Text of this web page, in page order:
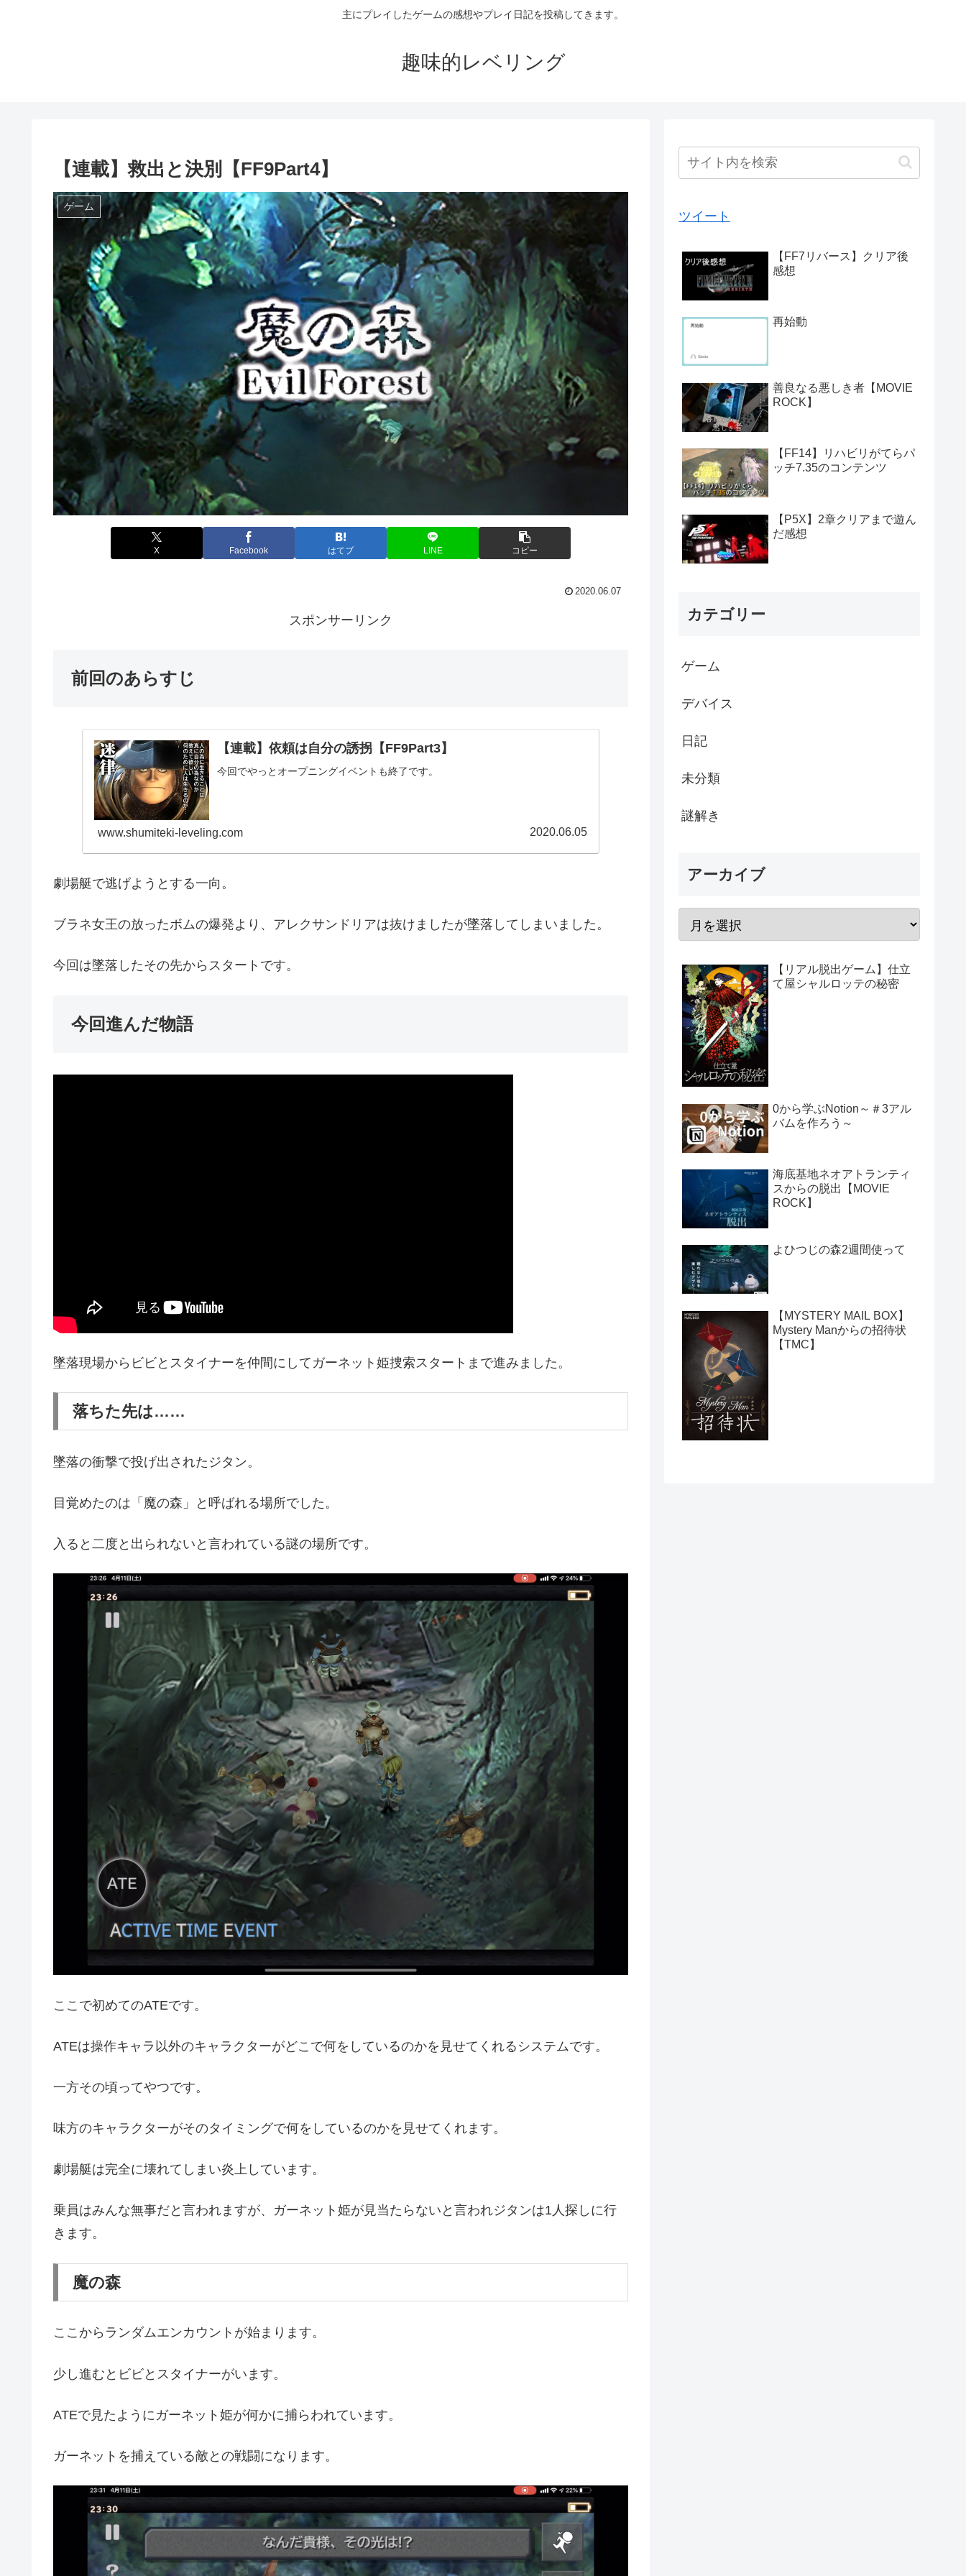
主にプレイしたゲームの感想やプレイ日記を投稿してきます。
趣味的レベリング
【連載】救出と決別【FF9Part4】
ゲーム
X Facebook はてブ LINE コピー
2020.06.07
スポンサーリンク
前回のあらすじ
【連載】依頼は自分の誘拐【FF9Part3】
今回でやっとオープニングイベントも終了です。
www.shumiteki-leveling.com 2020.06.05
劇場艇で逃げようとする一向。
ブラネ女王の放ったボムの爆発より、アレクサンドリアは抜けましたが墜落してしまいました。
今回は墜落したその先からスタートです。
今回進んだ物語
墜落現場からビビとスタイナーを仲間にしてガーネット姫捜索スタートまで進みました。
落ちた先は……
墜落の衝撃で投げ出されたジタン。
目覚めたのは「魔の森」と呼ばれる場所でした。
入ると二度と出られないと言われている謎の場所です。
ここで初めてのATEです。
ATEは操作キャラ以外のキャラクターがどこで何をしているのかを見せてくれるシステムです。
一方その頃ってやつです。
味方のキャラクターがそのタイミングで何をしているのかを見せてくれます。
劇場艇は完全に壊れてしまい炎上しています。
乗員はみんな無事だと言われますが、ガーネット姫が見当たらないと言われジタンは1人探しに行
きます。
魔の森
ここからランダムエンカウントが始まります。
少し進むとビビとスタイナーがいます。
ATEで見たようにガーネット姫が何かに捕らわれています。
ガーネットを捕えている敵との戦闘になります。
ツイート
【FF7リバース】クリア後
感想
再始動
善良なる悪しき者【MOVIE
ROCK】
【FF14】リハビリがてらパ
ッチ7.35のコンテンツ
【P5X】2章クリアまで遊ん
だ感想
カテゴリー
ゲーム
デバイス
日記
未分類
謎解き
アーカイブ
【リアル脱出ゲーム】仕立
て屋シャルロッテの秘密
0から学ぶNotion～＃3アル
バムを作ろう～
海底基地ネオアトランティ
スからの脱出【MOVIE
ROCK】
よひつじの森2週間使って
【MYSTERY MAIL BOX】
Mystery Manからの招待状
【TMC】